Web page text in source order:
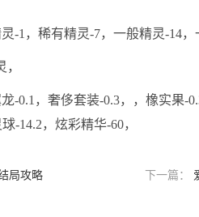
-1，稀有精灵-7，一般精灵-14，
-0.1，奢侈套装-0.3，，橡实果-
-14.2，炫彩精华-60，
局攻略 下一篇：